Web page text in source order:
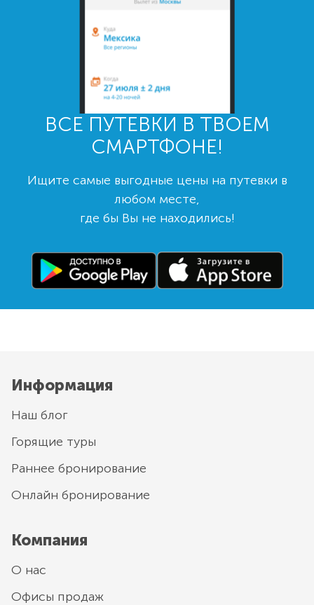
ВСЕ ПУТЕВКИ В ТВОЕМ
СМАРТФОНЕ!
Ищите самые выгодные цены на путевки в
любом месте,
где бы Вы не находились!
Информация
Наш блог
Горящие туры
Раннее бронирование
Онлайн бронирование
Компания
О нас
Офисы продаж